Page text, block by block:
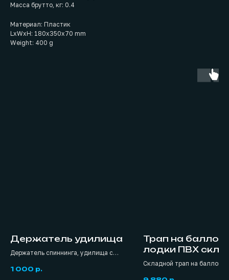
Масса брутто, кг: 0.4
Материал: Пластик
LxWxH: 180x350x70 mm
Weight: 400 g
Держатель удилища
Держатель спиннинга, удилища с
горизонтальную поверхность.
1 000 р.
Трап на баллон
лодки ПВХ
Складной трап на баллоны